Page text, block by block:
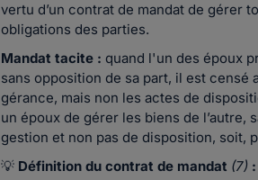
vertu d’un contrat de mandat de gérer
obligations des parties.
Mandat tacite : quand l'un des époux
sans opposition de sa part, il est
gérance, mais non les actes de
un époux de gérer les biens de l’autre,
gestion et non pas de disposition, soit,
💡 Définition du contrat de mandat (7) :